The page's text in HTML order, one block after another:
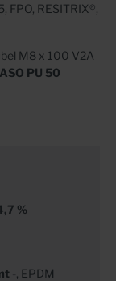
FPO, RESITRIX®,
M8 x 100 V2A
PU 50
%
-, EPDM